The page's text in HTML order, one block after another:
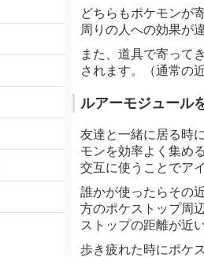
どちらもポケモンが
周りの人への効果が
また、道具で寄って
されます。（通常の
ルアーモジュール
友達と一緒に居る時
モンを効率よく集め
交互に使うことでア
誰かが使ったらその
方のポケストップ周
ストップの距離が近
歩き疲れた時にポケ